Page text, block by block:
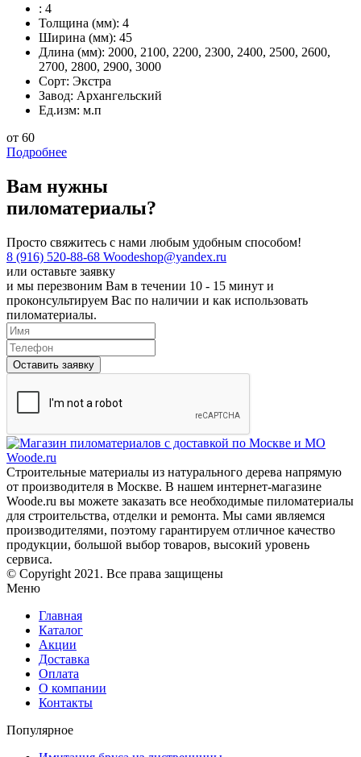
: 4
Толщина (мм): 4
Ширина (мм): 45
Длина (мм): 2000, 2100, 2200, 2300, 2400, 2500, 2600,
2700, 2800, 2900, 3000
Сорт: Экстра
Завод: Архангельский
Ед.изм: м.п
от 60
Подробнее
Вам нужны
пиломатериалы?
Просто свяжитесь с нами любым удобным способом!
8 (916) 520-88-68 Woodeshop@yandex.ru
или оставьте заявку
и мы перезвоним Вам в течении 10 - 15 минут и
проконсультируем Вас по наличии и как использовать
пиломатериалы.
Оставить заявку
Строительные материалы из натурального дерева напрямую
от производителя в Москве. В нашем интернет-магазине
Woode.ru вы можете заказать все необходимые пиломатериалы
для строительства, отделки и ремонта. Мы сами являемся
производителями, поэтому гарантируем отличное качество
продукции, большой выбор товаров, высокий уровень
сервиса.
© Copyright 2021. Все права защищены
Меню
Главная
Каталог
Акции
Доставка
Оплата
О компании
Контакты
Популярное